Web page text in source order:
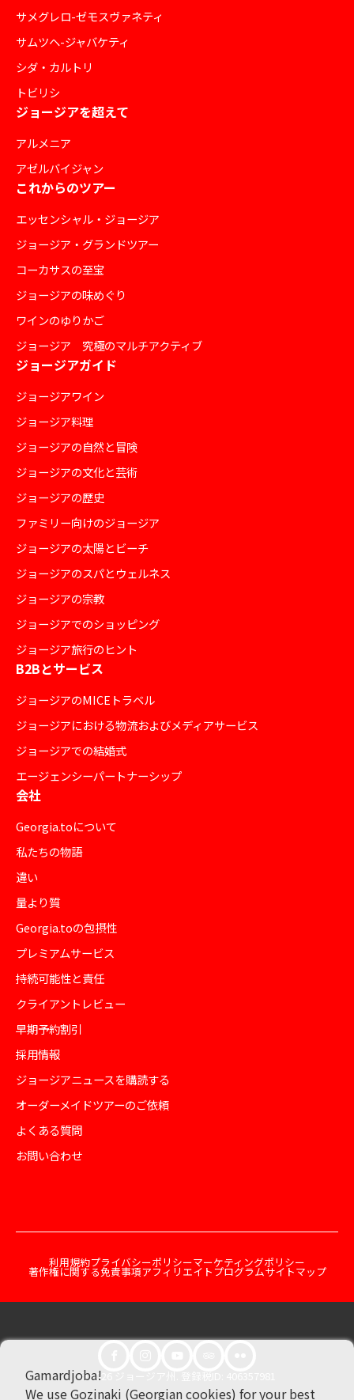
サメグレロ-ゼモスヴァネティ
サムツヘ-ジャバケティ
シダ・カルトリ
トビリシ
ジョージアを超えて
アルメニア
アゼルバイジャン
これからのツアー
エッセンシャル・ジョージア
ジョージア・グランドツアー
コーカサスの至宝
ジョージアの味めぐり
ワインのゆりかご
ジョージア 究極のマルチアクティブ
ジョージアガイド
ジョージアワイン
ジョージア料理
ジョージアの自然と冒険
ジョージアの文化と芸術
ジョージアの歴史
ファミリー向けのジョージア
ジョージアの太陽とビーチ
ジョージアのスパとウェルネス
ジョージアの宗教
ジョージアでのショッピング
ジョージア旅行のヒント
B2Bとサービス
ジョージアのMICEトラベル
ジョージアにおける物流およびメディアサービス
ジョージアでの結婚式
エージェンシーパートナーシップ
会社
Georgia.toについて
私たちの物語
違い
量より質
Georgia.toの包摂性
プレミアムサービス
持続可能性と責任
クライアントレビュー
早期予約割引
採用情報
ジョージアニュースを購読する
オーダーメイドツアーのご依頼
よくある質問
お問い合わせ
利用規約プライバシーポリシーマーケティングポリシー
著作権に関する免責事項アフィリエイトプログラムサイトマップ
© 2026 ジョージア州. 登録税ID: 406357981
Gamardjoba!
We use Gozinaki (Georgian cookies) for your best